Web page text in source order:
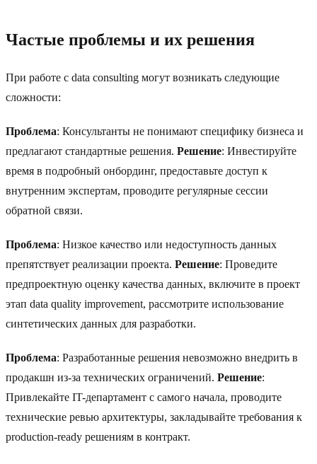
Частые проблемы и их решения
При работе с data consulting могут возникать следующие
сложности:
Проблема: Консультанты не понимают специфику бизнеса и
предлагают стандартные решения. Решение: Инвестируйте
время в подробный онбординг, предоставьте доступ к
внутренним экспертам, проводите регулярные сессии
обратной связи.
Проблема: Низкое качество или недоступность данных
препятствует реализации проекта. Решение: Проведите
предпроектную оценку качества данных, включите в проект
этап data quality improvement, рассмотрите использование
синтетических данных для разработки.
Проблема: Разработанные решения невозможно внедрить в
продакшн из-за технических ограничений. Решение:
Привлекайте IT-департамент с самого начала, проводите
технические ревью архитектуры, закладывайте требования к
production-ready решениям в контракт.